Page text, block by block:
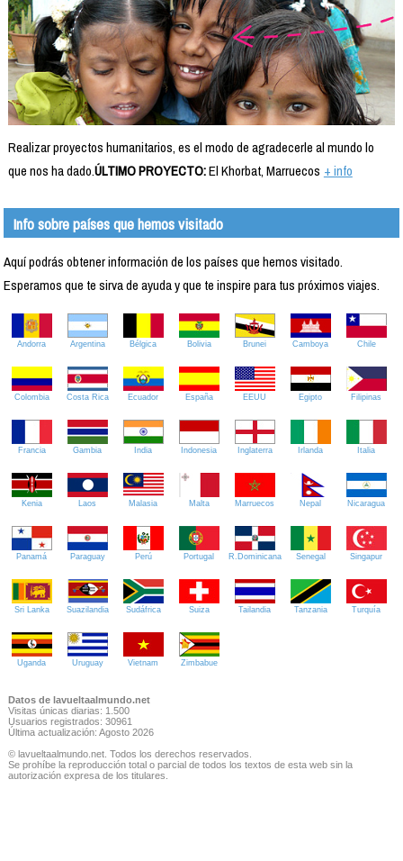
Realizar proyectos humanitarios, es el modo de agradecerle al mundo lo
que nos ha dado.ÚLTIMO PROYECTO:El Khorbat, Marruecos + info
Info sobre países que hemos visitado
Aquí podrás obtener información de los países que hemos visitado.
Esperamos que te sirva de ayuda y que te inspire para tus próximos viajes.
Andorra Argentina Bélgica Bolivia Brunei Camboya Chile
Colombia Costa Rica Ecuador España EEUU Egipto Filipinas
Francia Gambia India Indonesia Inglaterra Irlanda Italia
Kenia Laos Malasia Malta Marruecos Nepal Nicaragua
Panamá Paraguay Perú Portugal R.Dominicana Senegal Singapur
Sri Lanka Suazilandia Sudáfrica Suiza Tailandia Tanzania Turquía
Uganda Uruguay Vietnam Zimbabue
Datos de lavueltaalmundo.net
Visitas únicas diarias: 1.500
Usuarios registrados: 30961
Última actualización: Agosto 2026
© lavueltaalmundo.net. Todos los derechos reservados.
Se prohíbe la reproducción total o parcial de todos los textos de esta web sin la
autorización expresa de los titulares.